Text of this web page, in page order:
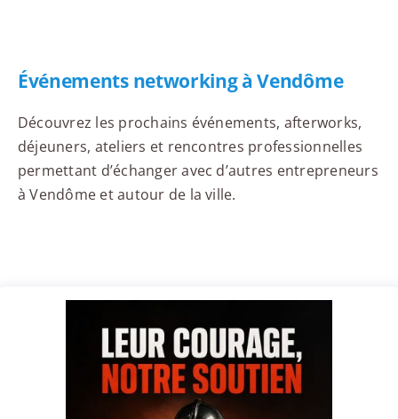
Événements networking à Vendôme
Découvrez les prochains événements, afterworks,
déjeuners, ateliers et rencontres professionnelles
permettant d’échanger avec d’autres entrepreneurs
à Vendôme et autour de la ville.